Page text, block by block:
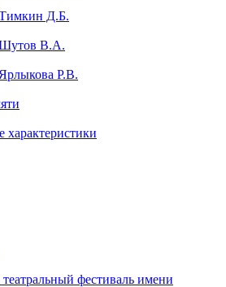
Д.Б.
В.А.
Ярлыкова Р.В.
характеристики
фестиваль имени